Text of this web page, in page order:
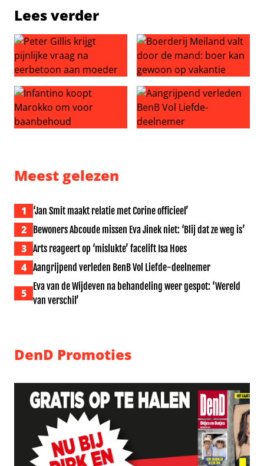
Lees verder
Peter Gillis krijgt pijnlijke vraag na eerbetoon aan
Boerderij Meiland valt door
Meest gelezen
1 ‘Jan Smit maakt relatie met Corine officieel’
2 Bewoners Abcoude missen Eva Jinek niet: ‘Blij dat ze weg is’
3 Arts reageert op ‘mislukte’ facelift Isa Hoes
4 Aangrijpend verleden BenB Vol Liefde-deelnemer
5
Eva van de Wijdeven na behandeling weer gespot: ‘Wereld
van verschil’
DenD Promoties